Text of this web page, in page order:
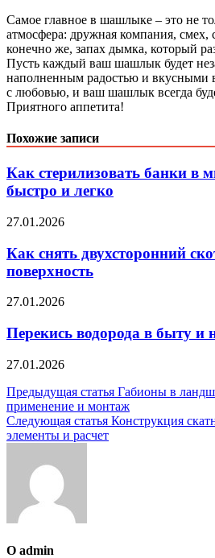
Самое главное в шашлыке – это не
атмосфера: дружная компания, смех,
конечно же, запах дымка, который
Пусть каждый ваш шашлык будет
наполненным радостью и вкусными
с любовью, и ваш шашлык всегда
Приятного аппетита!
Похожие записи
Как стерилизовать банки в
быстро и легко
27.01.2026
Как снять двухсторонний
поверхность
27.01.2026
Перекись водорода в быту и
27.01.2026
Навигация
по
записям
Предыдущая статья Габионы в
применение и монтаж
Следующая статья Конструкция
элементы и расчет
О admin